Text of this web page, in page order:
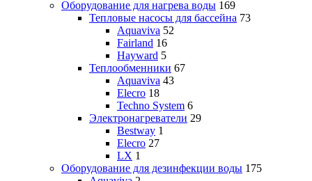
Оборудование для нагрева воды 169
Тепловые насосы для бассейна 73
Aquaviva 52
Fairland 16
Hayward 5
Теплообменники 67
Aquaviva 43
Elecro 18
Techno System 6
Электронагреватели 29
Bestway 1
Elecro 27
LX 1
Оборудование для дезинфекции воды 175